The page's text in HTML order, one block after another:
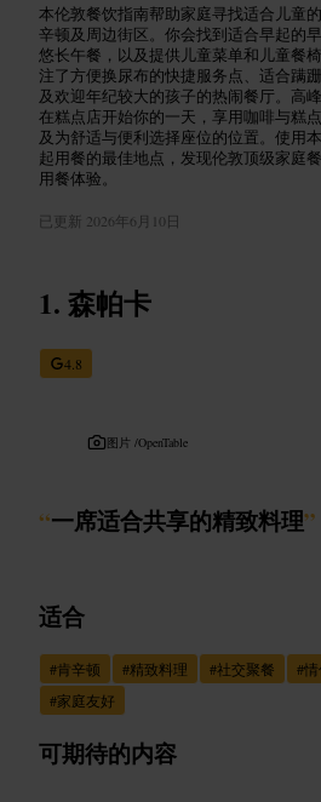
本伦敦餐饮指南帮助家庭寻找适合儿童
辛顿及周边街区。你会找到适合早起的
悠长午餐，以及提供儿童菜单和儿童餐
注了方便换尿布的快捷服务点、适合蹒
及欢迎年纪较大的孩子的热闹餐厅。高
在糕点店开始你的一天，享用咖啡与糕
及为舒适与便利选择座位的位置。使用
起用餐的最佳地点，发现伦敦顶级家庭
用餐体验。
已更新 2026年6月10日
森帕卡
4.8
图片 /OpenTable
“一席适合共享的精致料理”
适合
#肯辛顿 #精致料理 #社交聚餐 #
#家庭友好
可期待的内容